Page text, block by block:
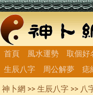
首頁
風水運勢 取個好
生辰八字
周公解夢 痣
神卜網 >> 生辰八字 >> 八